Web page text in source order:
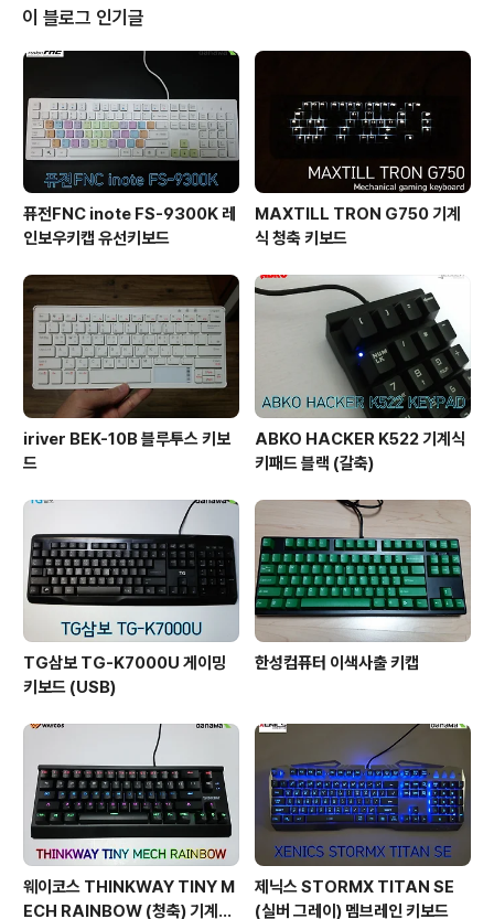
상당히 좁은 것을 확인 할 수 있습니다. 타이핑에는 무리 없
는 크기 입니다. 좌측 컨트롤 1.5x 좌측 윈도우 1.25x 좌측
알트 1.25x 좌측 한자 1x 스페이스바 3.75x 우측 한/영 1
x 우측 알트 1.25x 우측 윈도우 1.25x 우측 컨텍스트 1.2
5x 우측 컨..
이 블로그 인기글
퓨전FNC inote FS-9300K 레
인보우키캡 유선키보드
MAXTILL TRON G750 기계
식 청축 키보드
iriver BEK-10B 블루투스 키보
드
ABKO HACKER K522 기계식
키패드 블랙 (갈축)
TG삼보 TG-K7000U 게이밍
키보드 (USB)
한성컴퓨터 이색사출 키캡
웨이코스 THINKWAY TINY M
ECH RAINBOW (청축) 기계식
제닉스 STORMX TITAN SE
(실버 그레이) 멤브레인 키보드